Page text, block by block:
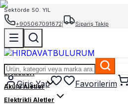
Sektörde 50. YIL
+905067091872
Sipariş Takip
Giriş Yap Favorilerim
El Aletleri
Akülü Aletler
Elektrikli Aletler